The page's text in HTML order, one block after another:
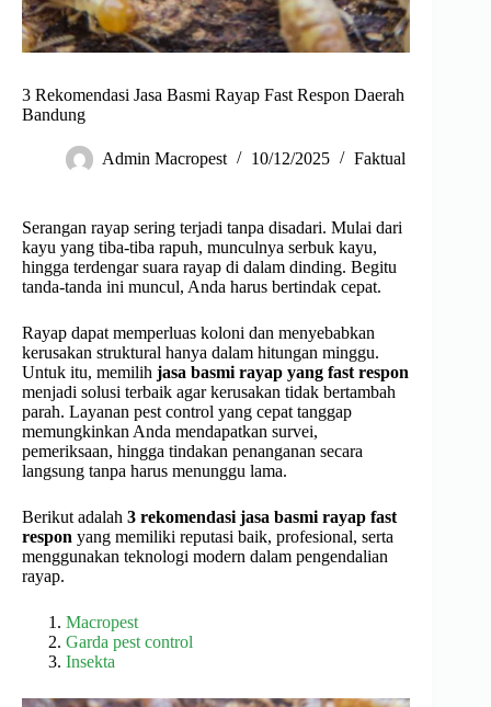
3 Rekomendasi Jasa Basmi Rayap Fast Respon Daerah
Bandung
Admin Macropest 10/12/2025 Faktual
Serangan rayap sering terjadi tanpa disadari. Mulai dari
kayu yang tiba-tiba rapuh, munculnya serbuk kayu,
hingga terdengar suara rayap di dalam dinding. Begitu
tanda-tanda ini muncul, Anda harus bertindak cepat.
Rayap dapat memperluas koloni dan menyebabkan
kerusakan struktural hanya dalam hitungan minggu.
Untuk itu, memilih jasa basmi rayap yang fast respon
menjadi solusi terbaik agar kerusakan tidak bertambah
parah. Layanan pest control yang cepat tanggap
memungkinkan Anda mendapatkan survei,
pemeriksaan, hingga tindakan penanganan secara
langsung tanpa harus menunggu lama.
Berikut adalah 3 rekomendasi jasa basmi rayap fast
respon yang memiliki reputasi baik, profesional, serta
menggunakan teknologi modern dalam pengendalian
rayap.
Macropest
Garda pest control
Insekta